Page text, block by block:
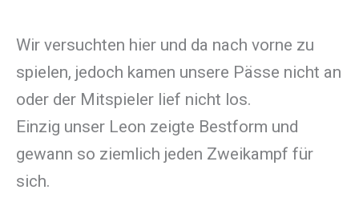
Wir versuchten hier und da nach vorne zu
spielen, jedoch kamen unsere Pässe nicht an
oder der Mitspieler lief nicht los.
Einzig unser Leon zeigte Bestform und
gewann so ziemlich jeden Zweikampf für
sich.